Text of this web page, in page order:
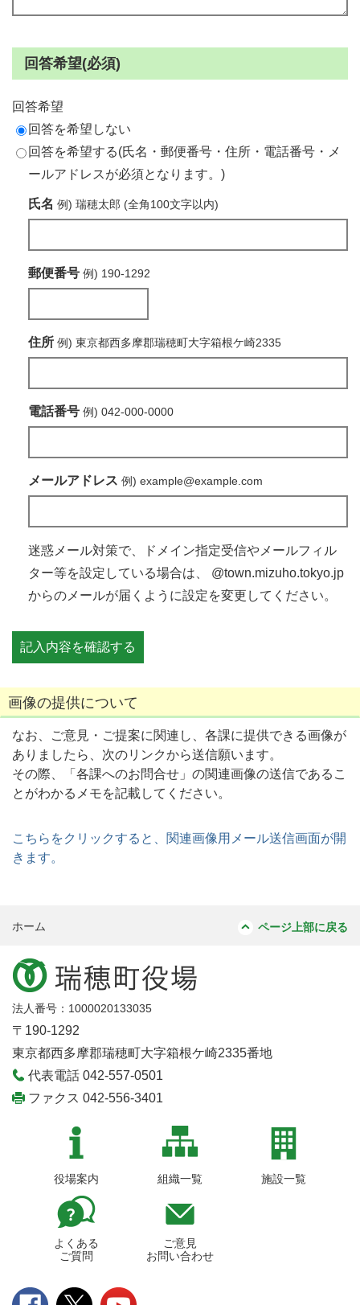
回答希望(必須)
回答希望
回答を希望しない
回答を希望する(氏名・郵便番号・住所・電話番号・メ
ールアドレスが必須となります。)
氏名 例) 瑞穂太郎 (全角100文字以内)
郵便番号 例) 190-1292
住所 例) 東京都西多摩郡瑞穂町大字箱根ケ崎2335
電話番号 例) 042-000-0000
メールアドレス 例) example@example.com
迷惑メール対策で、ドメイン指定受信やメールフィル
ター等を設定している場合は、
@town.mizuho.tokyo.jp
からのメールが届くように設定を変更してください。
画像の提供について
なお、ご意見・ご提案に関連し、各課に提供できる画像が
ありましたら、次のリンクから送信願います。
その際、「各課へのお問合せ」の関連画像の送信であるこ
とがわかるメモを記載してください。
こちらをクリックすると、関連画像用メール送信画面が開
きます。
ホーム ページ上部に戻る
法人番号：1000020133035
〒190-1292
東京都西多摩郡瑞穂町大字箱根ケ崎2335番地
代表電話 042-557-0501
ファクス 042-556-3401
役場案内 組織一覧 施設一覧
よくある
ご質問
ご意見
お問い合わせ